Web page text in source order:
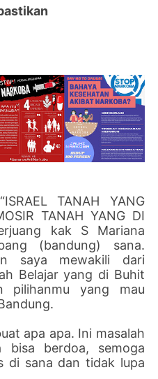
TANAH YANG
TANAH YANG DI
kak S Mariana
(bandung) sana.
saya mewakili dari
Belajar yang di Buhit
pilihanmu yang mau
apa apa. Ini masalah
bisa berdoa, semoga
di sana dan tidak lupa